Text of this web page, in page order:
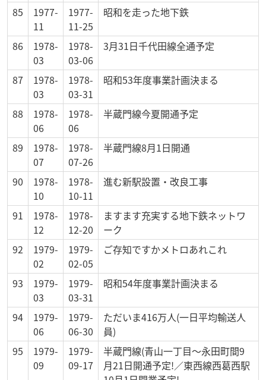
85
1977-
11
1977-
11-25
昭和を走った地下鉄
86
1978-
03
1978-
03-06
3月31日千代田線全通予定
87
1978-
03
1978-
03-31
昭和53年度事業計画決まる
88
1978-
06
1978-
06
半蔵門線今夏開通予定
89
1978-
07
1978-
07-26
半蔵門線8月1日開通
90
1978-
10
1978-
10-11
進む新駅設置・改良工事
91
1978-
12
1978-
12-20
ますます充実する地下鉄ネットワ
ーク
92
1979-
02
1979-
02-05
ご存知ですかメトロあれこれ
93
1979-
03
1979-
03-31
昭和54年度事業計画決まる
94
1979-
06
1979-
06-30
ただいま416万人(一日平均輸送人
員)
95
1979-
09
1979-
09-17
半蔵門線(青山一丁目～永田町間9
月21日開通予定!／東西線西葛西駅